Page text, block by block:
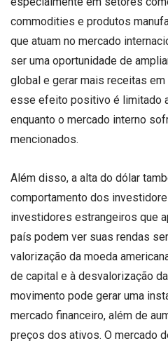
commodities e produtos
que atuam no mercado
ser uma oportunidade de
global e gerar mais receitas
esse efeito positivo é limitado
enquanto o mercado interno
mencionados.
Além disso, a alta do dólar
comportamento dos
investidores estrangeiros que
país podem ver suas rendas
valorização da moeda
de capital e à desvalorização
movimento pode gerar uma
mercado financeiro, além de
preços dos ativos. O mercado